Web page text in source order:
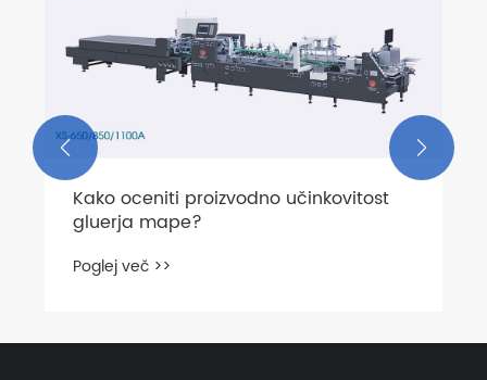
Zakaj moderni lepilec map za
kartonske škatle na novo definira
učinkovitost pakiranja?
Poglej več >>
 